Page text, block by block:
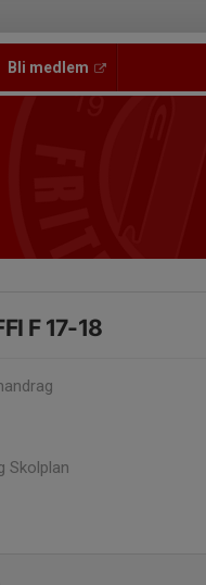
Bli medlem
F 17-18
Skolplan